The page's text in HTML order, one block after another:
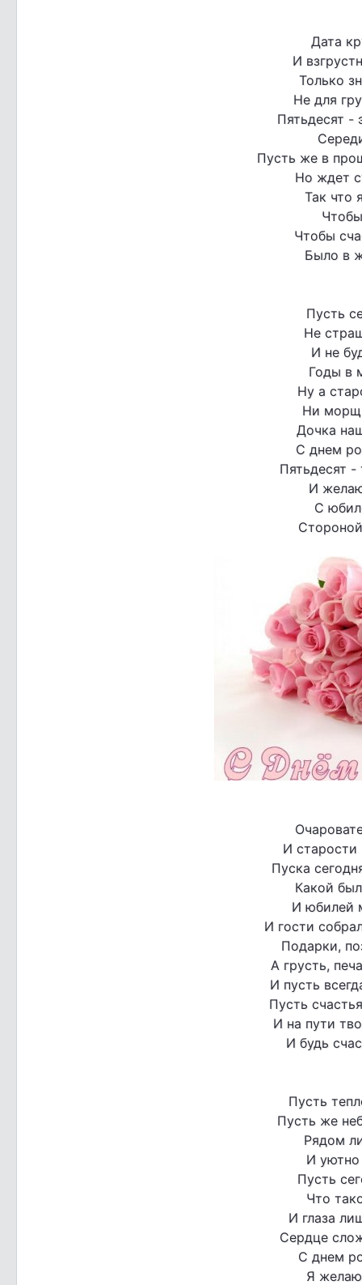
Дата
И
Только
Не для
Пятьдесят -
Пусть же в
Но ждет
Так что
Чтобы
Было в
Пусть
Не
И не
Годы в
Ну а
Ни
Дочка
С днем
Пятьдесят
И
С
И старости
Пуска
Какой
И юбилей
И гости
Подарки,
А грусть,
И пусть
Пусть
И на пути
И будь
Пусть
Пусть же
Рядом
И уютно
Пусть
Что
И глаза
Сердце
С днем
Я